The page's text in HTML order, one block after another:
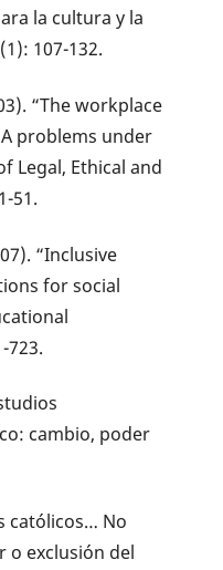
la cultura y la
107-132.
“The workplace
problems under
Legal, Ethical and
51.
“Inclusive
for social
723.
cambio, poder
católicos… No
o exclusión del